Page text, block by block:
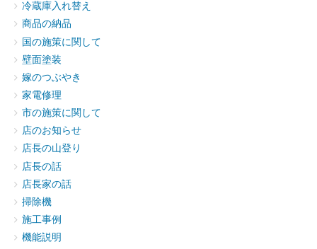
冷蔵庫入れ替え
商品の納品
国の施策に関して
壁面塗装
嫁のつぶやき
家電修理
市の施策に関して
店のお知らせ
店長の山登り
店長の話
店長家の話
掃除機
施工事例
機能説明